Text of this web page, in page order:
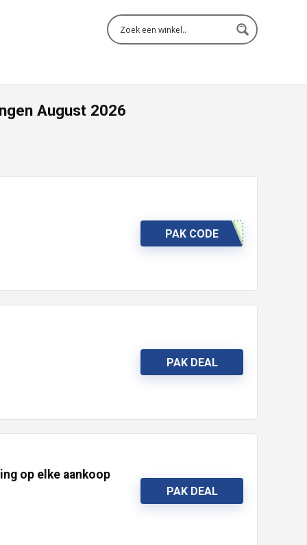
August 2026
PAK CODE
PAK DEAL
op elke aankoop
PAK DEAL